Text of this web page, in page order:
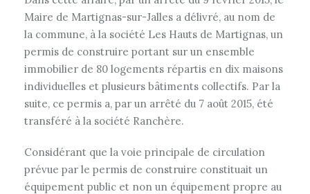
Maire de Martignas-sur-Jalles a délivré, au nom de
la commune, à la société Les Hauts de Martignas, un
permis de construire portant sur un ensemble
immobilier de 80 logements répartis en dix maisons
individuelles et plusieurs bâtiments collectifs. Par la
suite, ce permis a, par un arrêté du 7 août 2015, été
transféré à la société Ranchère.
Considérant que la voie principale de circulation
prévue par le permis de construire constituait un
équipement public et non un équipement propre au